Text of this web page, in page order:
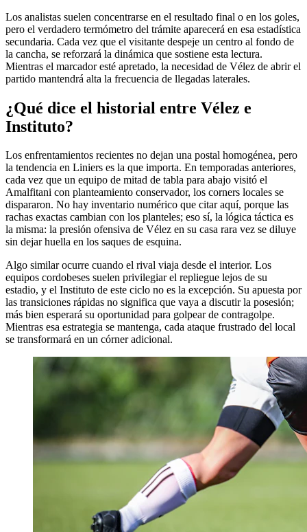
Los analistas suelen concentrarse en el resultado final o en los goles,
pero el verdadero termómetro del trámite aparecerá en esa estadística
secundaria. Cada vez que el visitante despeje un centro al fondo de
la cancha, se reforzará la dinámica que sostiene esta lectura.
Mientras el marcador esté apretado, la necesidad de Vélez de abrir el
partido mantendrá alta la frecuencia de llegadas laterales.
¿Qué dice el historial entre Vélez e
Instituto?
Los enfrentamientos recientes no dejan una postal homogénea, pero
la tendencia en Liniers es la que importa. En temporadas anteriores,
cada vez que un equipo de mitad de tabla para abajo visitó el
Amalfitani con planteamiento conservador, los corners locales se
dispararon. No hay inventario numérico que citar aquí, porque las
rachas exactas cambian con los planteles; eso sí, la lógica táctica es
la misma: la presión ofensiva de Vélez en su casa rara vez se diluye
sin dejar huella en los saques de esquina.
Algo similar ocurre cuando el rival viaja desde el interior. Los
equipos cordobeses suelen privilegiar el repliegue lejos de su
estadio, y el Instituto de este ciclo no es la excepción. Su apuesta por
las transiciones rápidas no significa que vaya a discutir la posesión;
más bien esperará su oportunidad para golpear de contragolpe.
Mientras esa estrategia se mantenga, cada ataque frustrado del local
se transformará en un córner adicional.